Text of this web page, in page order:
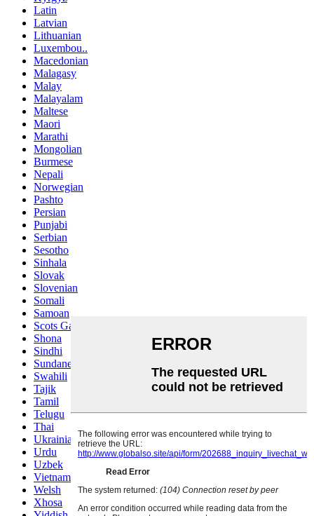
Latin
Latvian
Lithuanian
Luxembou..
Macedonian
Malagasy
Malay
Malayalam
Maltese
Maori
Marathi
Mongolian
Burmese
Nepali
Norwegian
Pashto
Persian
Punjabi
Serbian
Sesotho
Sinhala
Slovak
Slovenian
Somali
Samoan
Scots Gaelic
Shona
Sindhi
Sundanese
Swahili
Tajik
Tamil
Telugu
Thai
Ukrainian
Urdu
Uzbek
Vietnamese
Welsh
Xhosa